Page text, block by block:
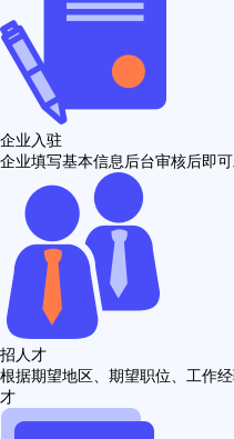
企业入驻
企业填写基本信息后台审核后即
招人才
根据期望地区、期望职位、工作
才